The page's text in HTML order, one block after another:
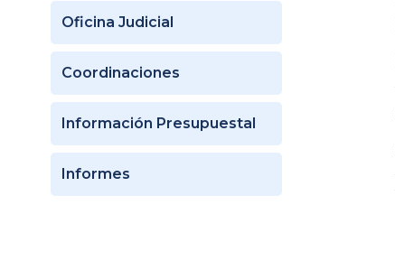
Oficina Judicial
Coordinaciones
Información Presupuestal
Informes